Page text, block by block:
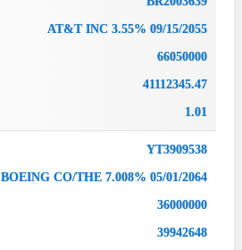
AT&T INC 3.55% 09/15/2055
66050000
41112345.47
1.01
YT3909538
BOEING CO/THE 7.008% 05/01/2064
36000000
39942648